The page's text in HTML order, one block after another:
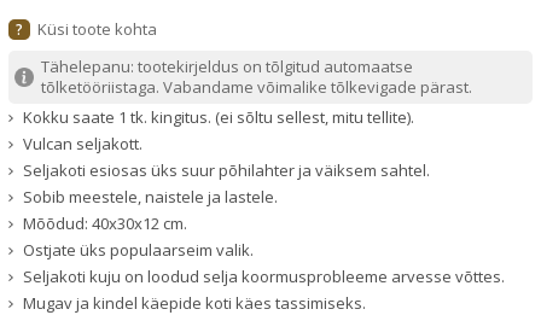
?
Küsi toote kohta
Tähelepanu: tootekirjeldus on tõlgitud automaatse
tõlketööriistaga. Vabandame võimalike tõlkevigade pärast.
Kokku saate 1 tk. kingitus. (ei sõltu sellest, mitu tellite).
Vulcan seljakott.
Seljakoti esiosas üks suur põhilahter ja väiksem sahtel.
Sobib meestele, naistele ja lastele.
Mõõdud: 40x30x12 cm.
Ostjate üks populaarseim valik.
Seljakoti kuju on loodud selja koormusprobleeme arvesse võttes.
Mugav ja kindel käepide koti käes tassimiseks.